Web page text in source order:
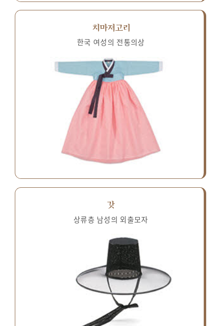
치마저고리
한국 여성의 전통의상
갓
상류층 남성의 외출모자